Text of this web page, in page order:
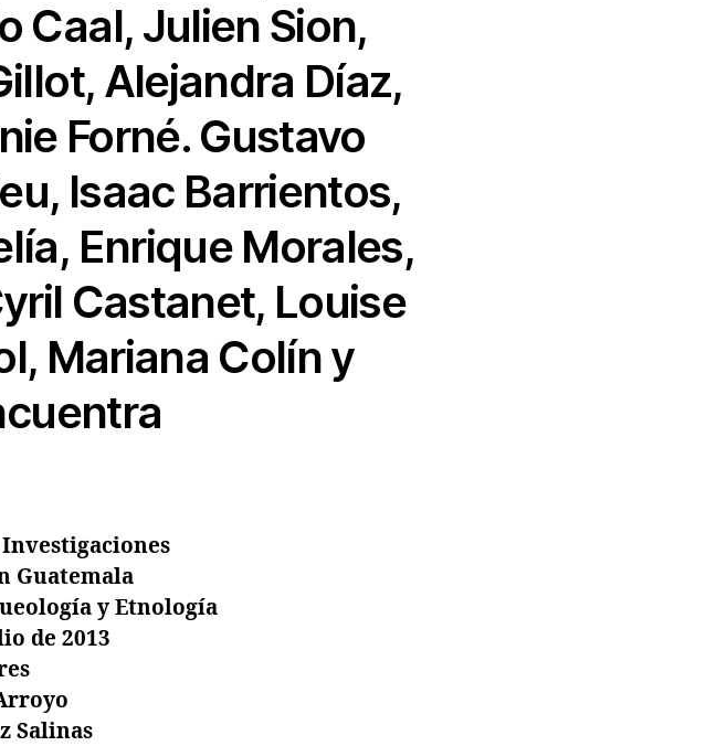
Caal, Julien Sion,
Alejandra Díaz,
Forné. Gustavo
Isaac Barrientos,
Enrique Morales,
Castanet, Louise
Mariana Colín y
Guatemala
y Etnología
de 2013
Salinas